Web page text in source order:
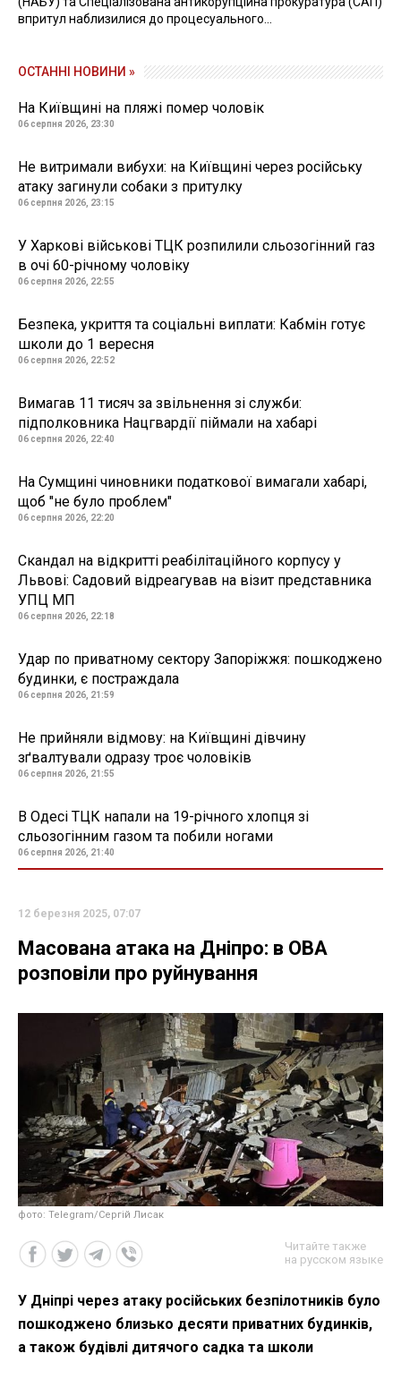
впритул наблизилися до процесуального...
ОСТАННІ НОВИНИ »
На Київщині на пляжі помер чоловік
06 серпня 2026, 23:30
Не витримали вибухи: на Київщині через російську
атаку загинули собаки з притулку
06 серпня 2026, 23:15
У Харкові військові ТЦК розпилили сльозогінний газ
в очі 60-річному чоловіку
06 серпня 2026, 22:55
Безпека, укриття та соціальні виплати: Кабмін готує
школи до 1 вересня
06 серпня 2026, 22:52
Вимагав 11 тисяч за звільнення зі служби:
підполковника Нацгвардії піймали на хабарі
06 серпня 2026, 22:40
На Сумщині чиновники податкової вимагали хабарі,
щоб "не було проблем"
06 серпня 2026, 22:20
Скандал на відкритті реабілітаційного корпусу у
Львові: Садовий відреагував на візит представника
УПЦ МП
06 серпня 2026, 22:18
Удар по приватному сектору Запоріжжя: пошкоджено
будинки, є постраждала
06 серпня 2026, 21:59
Не прийняли відмову: на Київщині дівчину
зґвалтували одразу троє чоловіків
06 серпня 2026, 21:55
В Одесі ТЦК напали на 19-річного хлопця зі
сльозогінним газом та побили ногами
06 серпня 2026, 21:40
12 березня 2025, 07:07
Масована атака на Дніпро: в ОВА
розповіли про руйнування
фото: Telegram/Сергій Лисак
Читайте также
на русском языке
У Дніпрі через атаку російських безпілотників було
пошкоджено близько десяти приватних будинків,
а також будівлі дитячого садка та школи